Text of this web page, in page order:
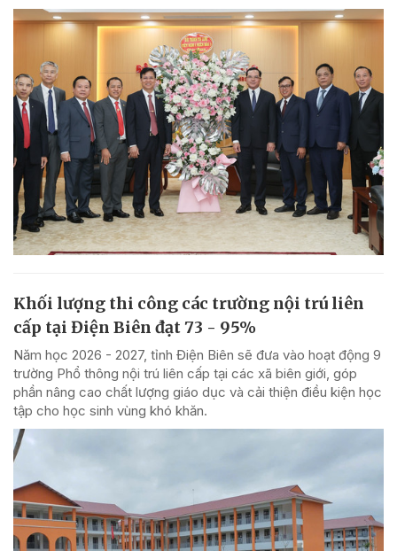
Khối lượng thi công các trường nội trú liên
cấp tại Điện Biên đạt 73 - 95%
Năm học 2026 - 2027, tỉnh Điện Biên sẽ đưa vào hoạt động 9
trường Phổ thông nội trú liên cấp tại các xã biên giới, góp
phần nâng cao chất lượng giáo dục và cải thiện điều kiện học
tập cho học sinh vùng khó khăn.